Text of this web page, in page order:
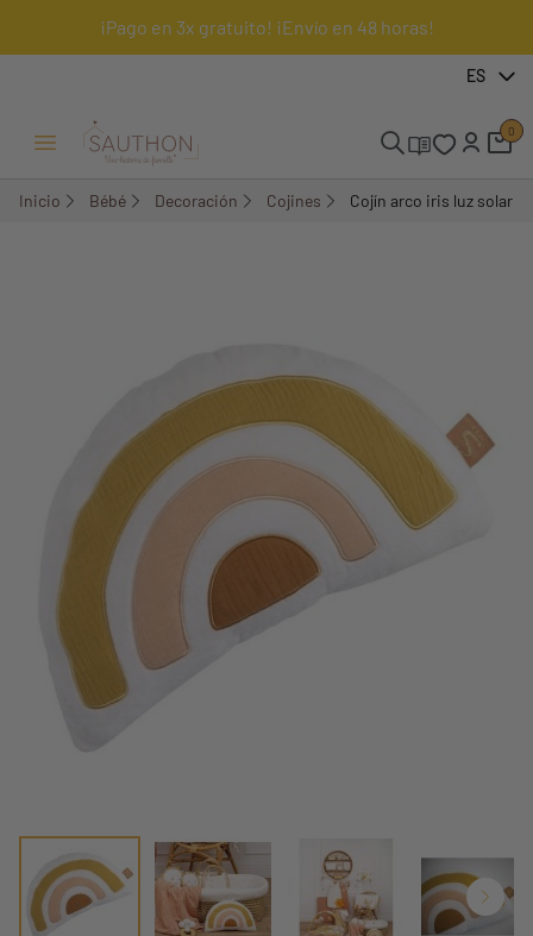
¡Pago en 3x gratuito! ¡Envío en 48 horas!
ES
Menú Abrir/Cerrar
0
Inicio Bébé Decoración Cojines Cojín arco iris luz solar